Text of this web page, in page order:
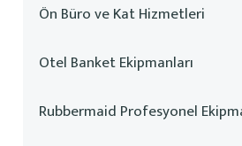
Ön Büro ve Kat Hizmetleri
Otel Banket Ekipmanları
Rubbermaid Profesyonel